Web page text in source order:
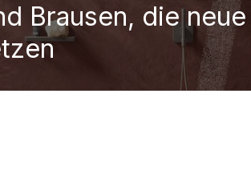
Brausen, die neue